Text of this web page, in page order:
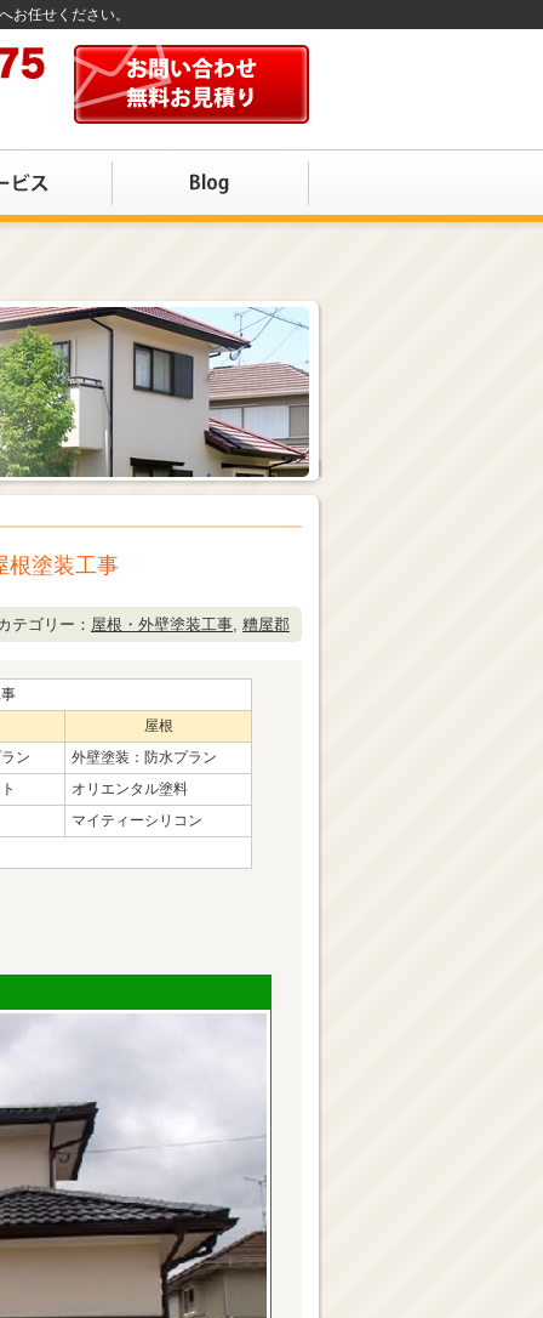
お任せください。
根塗装工事
テゴリー： 屋根・外壁塗装工事, 糟屋郡
屋根
ン
外壁塗装：防水プラン
オリエンタル塗料
マイティーシリコン